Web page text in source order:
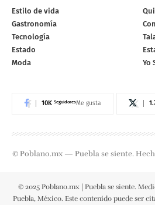
Estilo de vida
Gastronomía
Tecnología
Estado
Moda
Yo
10K SeguidoresMe gusta
© Poblano.mx — Puebla se siente.
© 2025 Poblano.mx | Puebla se siente.
Puebla, México. Este contenido puede ser